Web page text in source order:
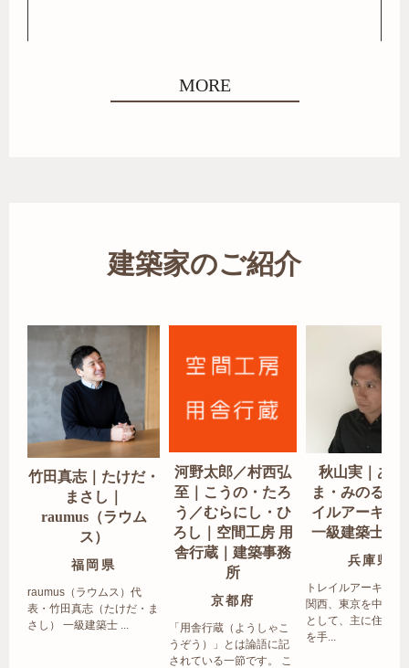
MORE
建築家のご紹介
竹田真志｜たけだ・
まさし｜
raumus（ラウム
ス）
福岡県
raumus（ラウムス）代
表・竹田真志（たけだ・ま
さし） 一級建築士 ...
河野太郎／村西弘
至｜こうの・たろ
う／むらにし・ひ
ろし｜空間工房 用
舎行蔵｜建築事務
所
京都府
「用舎行蔵（ようしゃこ
うぞう）」とは論語に記
されている一節です。 こ
秋山実｜あき
ま・みのる｜
イルアーキテ
一級建築士事
兵庫県
トレイルアーキテク
関西、東京を中心エ
として、主に住宅の
を手...